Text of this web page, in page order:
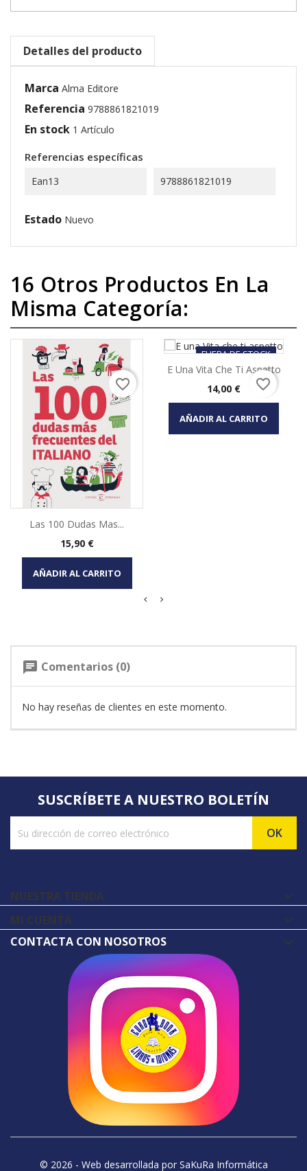
Detalles del producto
Marca Alma Editore
Referencia 9788861821019
En stock 1 Artículo
Referencias específicas
Ean13 9788861821019
Estado Nuevo
16 Otros Productos En La
Misma Categoría:
Las 100 Dudas Mas...
Precio
15,90 €
AÑADIR AL CARRITO
favorite_border
FUERA DE STOCK
E Una Vita Che Ti Aspetto
Precio
14,00 €
AÑADIR AL CARRITO
favorite_border
chat Comentarios (0)
No hay reseñas de clientes en este momento.
SUSCRÍBETE A NUESTRO BOLETÍN
NUESTRA TIENDA 
MI CUENTA 
CONTACTA CON NOSOTROS
© 2026 - Web desarrollada por SaKuRa Informática